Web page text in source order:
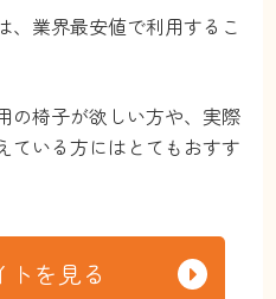
、業界最安値で利用するこ
の椅子が欲しい方や、実際
ている方にはとてもおすす
トを見る